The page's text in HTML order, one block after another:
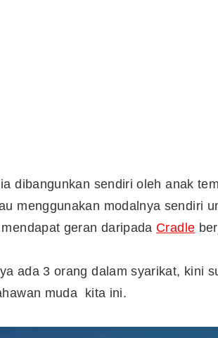
dibangunkan sendiri oleh anak
menggunakan modalnya sendiri
geran daripada Cradle
ada 3 orang dalam syarikat, kini
muda kita ini.